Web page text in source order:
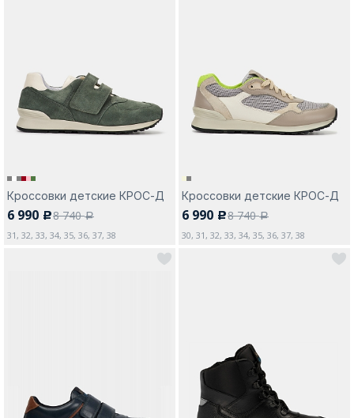
Кроссовки детские КРОС-Д
6 990 c8 740a
31, 32, 33, 34, 35, 36, 37, 38
Кроссовки детские КРОС-Д
6 990 c8 740a
30, 31, 32, 33, 34, 35, 36, 37, 38